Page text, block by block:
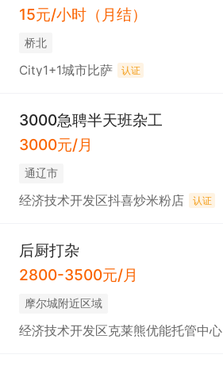
15元/小时（月结）
桥北
City1+1城市比萨 认证
3000急聘半天班杂工
3000元/月
通辽市
经济技术开发区抖喜炒米粉店 认证
后厨打杂
2800-3500元/月
摩尔城附近区域
经济技术开发区克莱熊优能托管中心